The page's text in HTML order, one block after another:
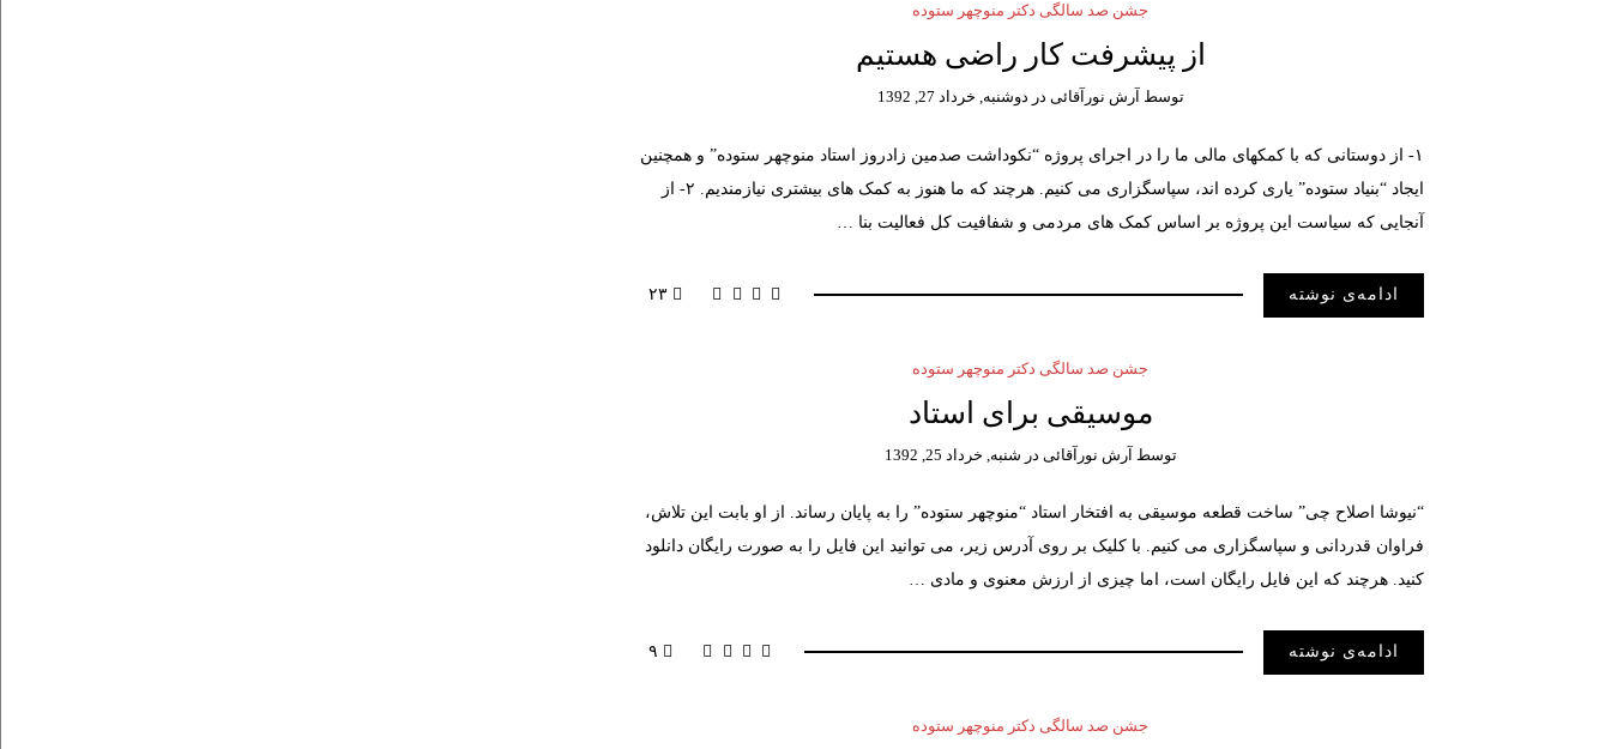
جشن صد سالگی دکتر منوچهر ستوده
از پیشرفت کار راضی هستیم
توسط آرش نورآقائی در دوشنبه, خرداد 27, 1392
۱- از دوستانی که با کمکهای مالی ما را در اجرای پروژه “نکوداشت صدمین زادروز استاد منوچهر ستوده” و همچنین
ایجاد “بنیاد ستوده” یاری کرده اند، سپاسگزاری می کنیم. هرچند که ما هنوز به کمک های بیشتری نیازمندیم. ۲- از
آنجایی که سیاست این پروژه بر اساس کمک های مردمی و شفافیت کل فعالیت بنا …
ادامه‌ی نوشته ۲۳
جشن صد سالگی دکتر منوچهر ستوده
موسیقی برای استاد
توسط آرش نورآقائی در شنبه, خرداد 25, 1392
“نیوشا اصلاح چی” ساخت قطعه موسیقی به افتخار استاد “منوچهر ستوده” را به پایان رساند. از او بابت این تلاش،
فراوان قدردانی و سپاسگزاری می کنیم. با کلیک بر روی آدرس زیر، می توانید این فایل را به صورت رایگان دانلود
کنید. هرچند که این فایل رایگان است، اما چیزی از ارزش معنوی و مادی …
ادامه‌ی نوشته ۹
جشن صد سالگی دکتر منوچهر ستوده